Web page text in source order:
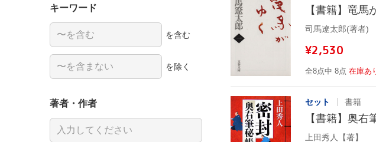
【書籍】竜馬
司馬遼太郎(著者)
¥2,530
全8点中 8点 在庫あ
セット 書籍
【書籍】奥
上田秀人【著】
キーワード
を含む
を除く
著者・作者